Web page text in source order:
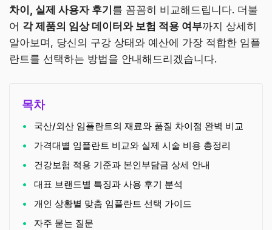
차이, 실제 사용자 후기 를 꼼꼼히 비교해드립니다. 더불
어 각 제품의 임상 데이터와 보험 적용 여부까지 상세히
알아보며, 당신의 구강 상태와 예산에 가장 적합한 임플
란트를 선택하는 방법을 안내해드리겠습니다.
목차
국산/외산 임플란트의 재료와 품질 차이점 완벽 비교
가격대별 임플란트 비교와 실제 시술 비용 총정리
건강보험 적용 기준과 본인부담금 상세 안내
대표 브랜드별 특징과 사용 후기 분석
개인 상황별 맞춤 임플란트 선택 가이드
자주 묻는 질문